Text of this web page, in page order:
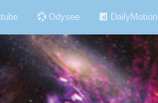
Odysee DailyMotion